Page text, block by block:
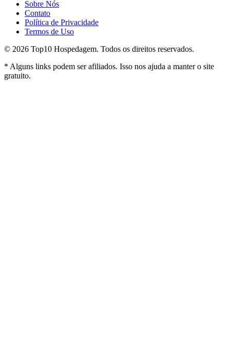
Sobre Nós
Contato
Política de Privacidade
Termos de Uso
© 2026 Top10 Hospedagem. Todos os direitos reservados.
* Alguns links podem ser afiliados. Isso nos ajuda a manter o site
gratuito.